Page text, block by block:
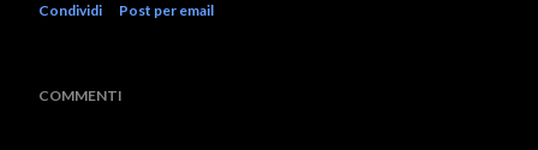
Condividi Post per email
COMMENTI